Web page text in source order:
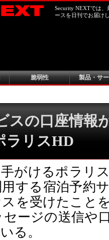
Security NEXTでは
ースを日刊でお届け
脆弱性 製品・サ
スの口座情報
ラリスHD
がけるポラリ
する宿泊予約
を受けたこと
ージの送信や
る。